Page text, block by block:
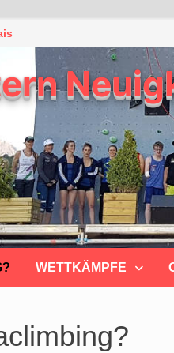
WETTKÄMPFE